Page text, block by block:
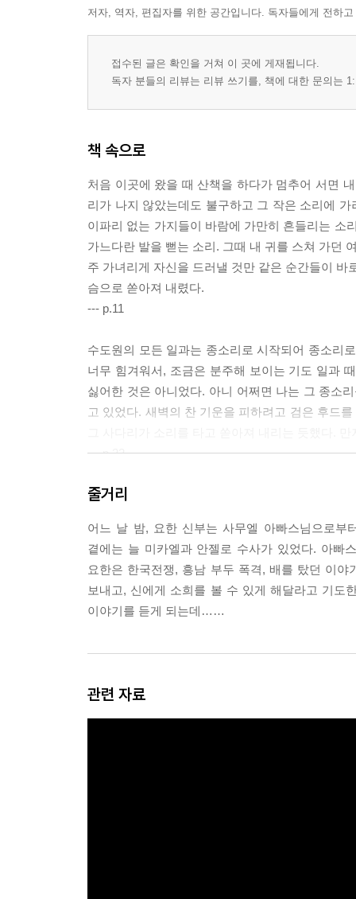
저자, 역자, 편집자를 위한 공간입니다. 독자들에게 전하
접수된 글은 확인을 거쳐 이 곳에 게재됩니다.
독자 분들의 리뷰는 리뷰 쓰기를, 책에 대한 문의는
책 속으로
처음 이곳에 왔을 때 산책을 하다가 멈추어 서면
리가 나지 않았는데도 불구하고 그 작은 소리에
이파리 없는 가지들이 바람에 가만히 흔들리는 소
가느다란 발을 뻗는 소리. 그때 내 귀를 스쳐 가던
주 가녀리게 자신을 드러낼 것만 같은 순간들이
슴으로 쏟아져 내렸다.
--- p.11
수도원의 모든 일과는 종소리로 시작되어 종소리
너무 힘겨워서, 조금은 분주해 보이는 기도 일과
싫어한 것은 아니었다. 아니 어쩌면 나는 그 종소
고 있었다. 새벽의 찬 기운을 피하려고 검은 후드
--- p.22
“예전에요, 요한 수사님, 우리 엄마 살아 계실 때
아. 난 솔직히 뭐가 옳은 건지 잘 모르겠다, 안젤
때 혼자 잘못한 듯 외로워지지 않을 거잖아…….
그냥 같은 편이 되어주고 싶어요. 혼자만 잘못한
아빠스님의 침묵이 엄청난 분노를 뜻한다는 것을
에 다가오지 않았다. 시간이 많이 흐른 후 나는 가
것이 어렸고, 피곤한 내 의식이 문득, 내가 불을
을 다 의식할 새도 없이 그 하얀 얼굴이 내 갈비뼈
줄거리
어느 날 밤, 요한 신부는 사무엘 아빠스님으로
곁에는 늘 미카엘과 안젤로 수사가 있었다. 아빠
요한은 한국전쟁, 흥남 부두 폭격, 배를 탔던 이
보내고, 신에게 소희를 볼 수 있게 해달라고 기도
이야기를 듣게 되는데……
관련 자료